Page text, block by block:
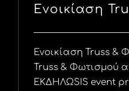
Ενοικίαση
Ενοικίαση Truss &
Truss & Φωτισμού
ΕΚΔΗΛΩSIS event